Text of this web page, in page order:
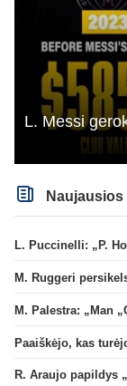
L. Messi
Naujausios
M. Ruggeri
R. Araujo papildys